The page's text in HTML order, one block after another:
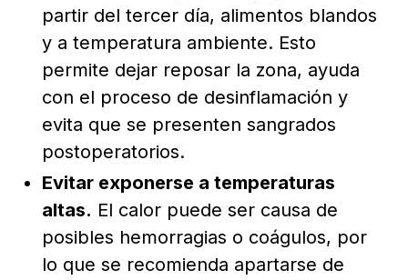
partir del tercer día, alimentos blandos
y a temperatura ambiente. Esto
permite dejar reposar la zona, ayuda
con el proceso de desinflamación y
evita que se presenten sangrados
postoperatorios.
Evitar exponerse a temperaturas
altas. El calor puede ser causa de
posibles hemorragias o coágulos, por
lo que se recomienda apartarse de